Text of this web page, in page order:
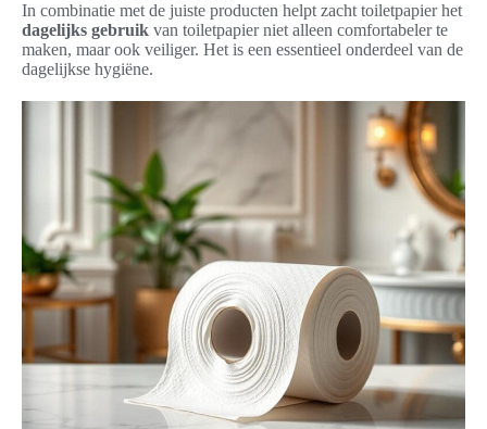
In combinatie met de juiste producten helpt zacht toiletpapier het
dagelijks gebruik van toiletpapier niet alleen comfortabeler te
maken, maar ook veiliger. Het is een essentieel onderdeel van de
dagelijkse hygiëne.